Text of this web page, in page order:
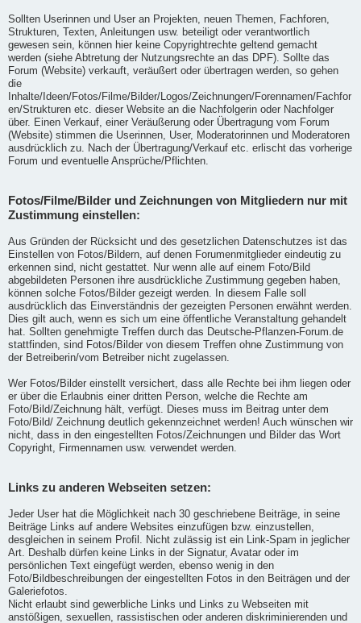
Sollten Userinnen und User an Projekten, neuen Themen, Fachforen,
Strukturen, Texten, Anleitungen usw. beteiligt oder verantwortlich
gewesen sein, können hier keine Copyrightrechte geltend gemacht
werden (siehe Abtretung der Nutzungsrechte an das DPF). Sollte das
Forum (Website) verkauft, veräußert oder übertragen werden, so gehen
die
Inhalte/Ideen/Fotos/Filme/Bilder/Logos/Zeichnungen/Forennamen/Fachfor
en/Strukturen etc. dieser Website an die Nachfolgerin oder Nachfolger
über. Einen Verkauf, einer Veräußerung oder Übertragung vom Forum
(Website) stimmen die Userinnen, User, Moderatorinnen und Moderatoren
ausdrücklich zu. Nach der Übertragung/Verkauf etc. erlischt das vorherige
Forum und eventuelle Ansprüche/Pflichten.
Fotos/Filme/Bilder und Zeichnungen von Mitgliedern nur mit
Zustimmung einstellen:
Aus Gründen der Rücksicht und des gesetzlichen Datenschutzes ist das
Einstellen von Fotos/Bildern, auf denen Forumenmitglieder eindeutig zu
erkennen sind, nicht gestattet. Nur wenn alle auf einem Foto/Bild
abgebildeten Personen ihre ausdrückliche Zustimmung gegeben haben,
können solche Fotos/Bilder gezeigt werden. In diesem Falle soll
ausdrücklich das Einverständnis der gezeigten Personen erwähnt werden.
Dies gilt auch, wenn es sich um eine öffentliche Veranstaltung gehandelt
hat. Sollten genehmigte Treffen durch das Deutsche-Pflanzen-Forum.de
stattfinden, sind Fotos/Bilder von diesem Treffen ohne Zustimmung von
der Betreiberin/vom Betreiber nicht zugelassen.
Wer Fotos/Bilder einstellt versichert, dass alle Rechte bei ihm liegen oder
er über die Erlaubnis einer dritten Person, welche die Rechte am
Foto/Bild/Zeichnung hält, verfügt. Dieses muss im Beitrag unter dem
Foto/Bild/ Zeichnung deutlich gekennzeichnet werden! Auch wünschen wir
nicht, dass in den eingestellten Fotos/Zeichnungen und Bilder das Wort
Copyright, Firmennamen usw. verwendet werden.
Links zu anderen Webseiten setzen:
Jeder User hat die Möglichkeit nach 30 geschriebene Beiträge, in seine
Beiträge Links auf andere Websites einzufügen bzw. einzustellen,
desgleichen in seinem Profil. Nicht zulässig ist ein Link-Spam in jeglicher
Art. Deshalb dürfen keine Links in der Signatur, Avatar oder im
persönlichen Text eingefügt werden, ebenso wenig in den
Foto/Bildbeschreibungen der eingestellten Fotos in den Beiträgen und der
Galeriefotos.
Nicht erlaubt sind gewerbliche Links und Links zu Webseiten mit
anstößigen, sexuellen, rassistischen oder anderen diskriminierenden und